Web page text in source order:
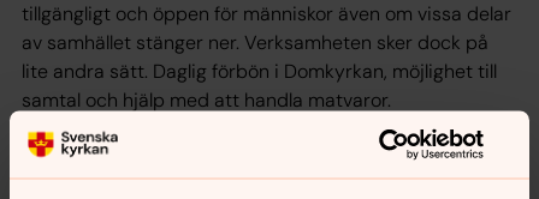
tillgängligt och öppen för människor även om vissa delar
av samhället stänger ner. Verksamheten sker dock på
lite andra sätt. Daglig förbön i Domkyrkan, möjlighet till
samtal och hjälp med att handla matvaror.